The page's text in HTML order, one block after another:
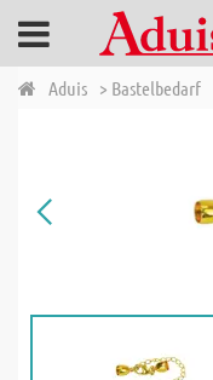
Aduis > Bastelbedarf